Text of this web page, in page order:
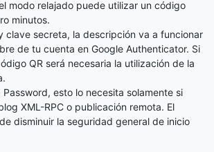
modo relajado puede utilizar un código
minutos.
clave secreta, la descripción va a funcionar
de tu cuenta en Google Authenticator. Si
QR será necesaria la utilización de la
esto lo necesita solamente si
XML-RPC o publicación remota. El
disminuir la seguridad general de inicio